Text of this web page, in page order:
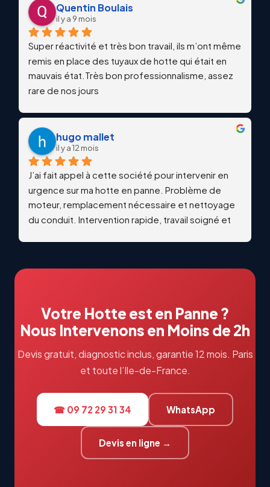
Quentin Boulais
il y a 9 mois
Super réactivité et très bon travail, ils m’ont même
remis en place des tuyaux de hotte qui était en
mauvais état.Très bon professionnalisme, assez
rare de nos jours
hugo mallet
il y a 12 mois
J’ai fait appel à cette société pour intervenir en
urgence sur ma hotte en panne. Problème de
moteur, remplacement nécessaire et nettoyage
du conduit. Intervention rapide, travail soigné et
Votre Hotte est en Panne ?
Nous Intervenons en Moins de 2h
Devis gratuit, diagnostic inclus, garantie 12 mois. Paris
et toute l’Ile-de-France.
☎ 09 72 29 31 34 WhatsApp
Devis en ligne →